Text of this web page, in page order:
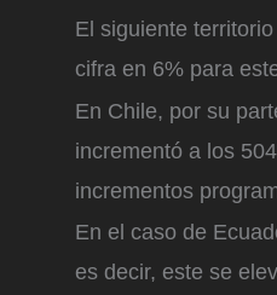
El siguiente
cifra en 6% para
En Chile, por su
incrementó a los
incrementos
En el caso de
es decir, este se